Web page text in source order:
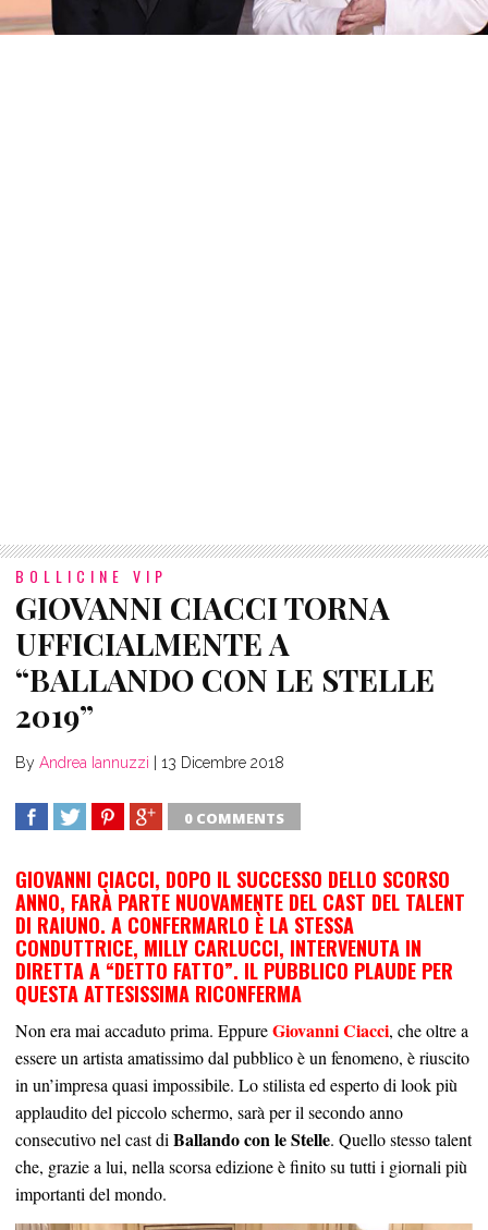
BOLLICINE VIP
GIOVANNI CIACCI TORNA
UFFICIALMENTE A
“BALLANDO CON LE STELLE
2019”
By Andrea Iannuzzi 13 Dicembre 2018
0 COMMENTS
GIOVANNI CIACCI, DOPO IL SUCCESSO DELLO SCORSO
ANNO, FARÀ PARTE NUOVAMENTE DEL CAST DEL TALENT
DI RAIUNO. A CONFERMARLO È LA STESSA
CONDUTTRICE, MILLY CARLUCCI, INTERVENUTA IN
DIRETTA A “DETTO FATTO”. IL PUBBLICO PLAUDE PER
QUESTA ATTESISSIMA RICONFERMA
Non era mai accaduto prima. EppureGiovanni Ciacci, che oltre a
essere un artista amatissimo dal pubblico è un fenomeno, è riuscito
in un’impresa quasi impossibile. Lo stilista ed esperto di look più
applaudito del piccolo schermo, sarà per il secondo anno
consecutivo nel cast diBallando con le Stelle. Quello stesso talent
che, grazie a lui, nella scorsa edizione è finito su tutti i giornali più
importanti del mondo.